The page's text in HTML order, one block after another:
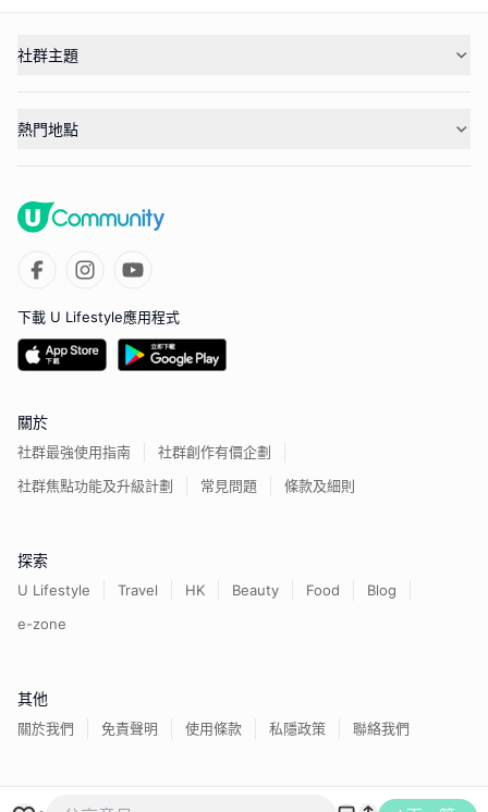
社群主題
熱門地點
下載 U Lifestyle應用程式
關於
社群最強使用指南
社群創作有價企劃
社群焦點功能及升級計劃
常見問題 條款及細則
探索
U Lifestyle Travel HK Beauty Food
Blog
e-zone
其他
關於我們 免責聲明 使用條款 私隱政策 聯絡我們